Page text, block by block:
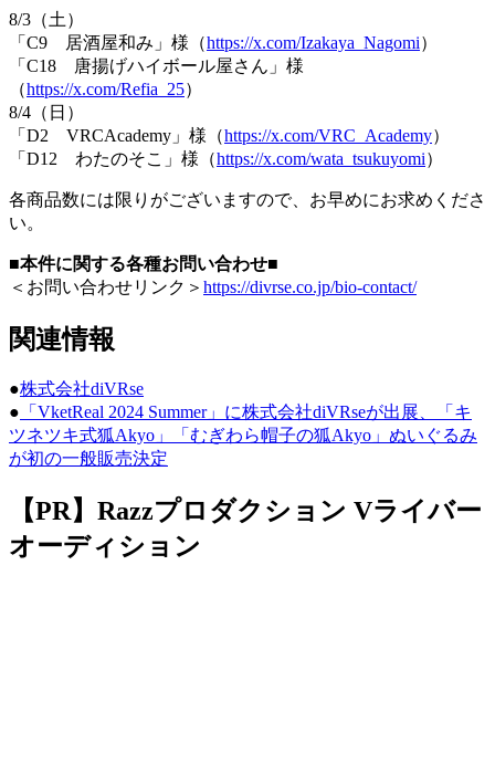
8/3（土）
「C9 居酒屋和み」様（https://x.com/Izakaya_Nagomi）
「C18 唐揚げハイボール屋さん」様
（https://x.com/Refia_25）
8/4（日）
「D2 VRCAcademy」様（https://x.com/VRC_Academy）
「D12 わたのそこ」様（https://x.com/wata_tsukuyomi）
各商品数には限りがございますので、お早めにお求めくださ
い。
■本件に関する各種お問い合わせ■
＜お問い合わせリンク＞ https://divrse.co.jp/bio-contact/
関連情報
●株式会社diVRse
● 「VketReal 2024 Summer」に株式会社diVRseが出展、「キ
ツネツキ式狐Akyo」「むぎわら帽子の狐Akyo」ぬいぐるみ
が初の一般販売決定
【PR】Razzプロダクション Vライバー
オーディション